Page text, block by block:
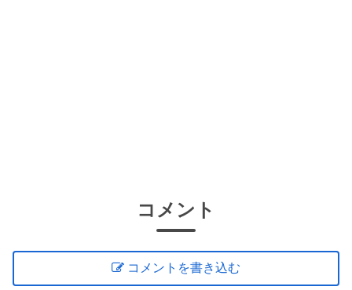
コメント
コメントを書き込む